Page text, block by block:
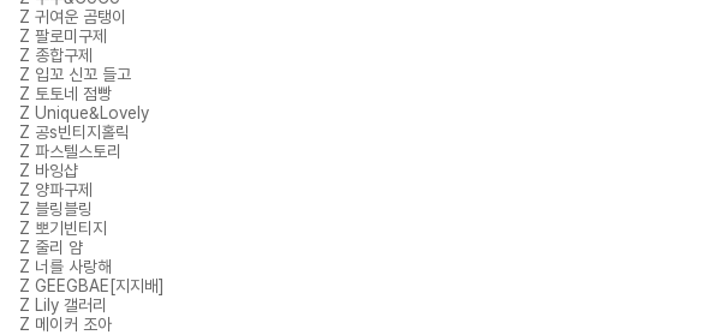
Z 귀여운 곰탱이
Z 팔로미구제
Z 종합구제
Z 입꼬 신꼬 들고
Z 토토네 점빵
Z Unique&Lovely
Z 공s빈티지홀릭
Z 파스텔스토리
Z 바잉샵
Z 양파구제
Z 블링블링
Z 뽀기빈티지
Z 줄리 얌
Z 너를 사랑해
Z GEEGBAE[지지배]
Z Lily 갤러리
Z 메이커 조아